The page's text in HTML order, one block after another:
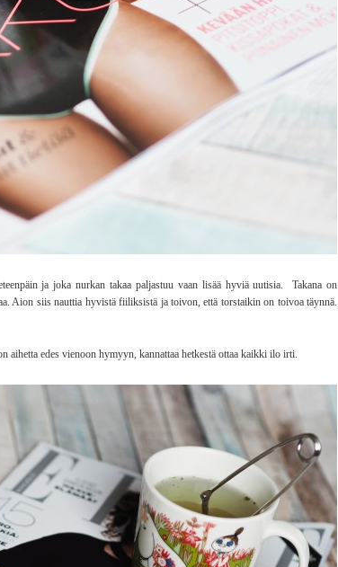
ja joka nurkan takaa paljastuu vaan lisää hyviä uutisia. Takana on
Aion siis nauttia hyvistä fiiliksistä ja toivon, että torstaikin on toivoa täynnä.
aihetta edes vienoon hymyyn, kannattaa hetkestä ottaa kaikki ilo irti.